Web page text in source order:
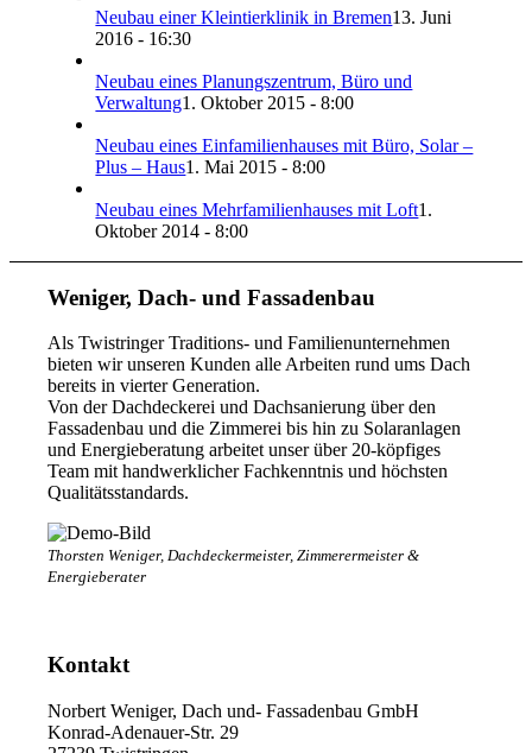
Neubau einer Kleintierklinik in Bremen13. Juni
2016 - 16:30
Neubau eines Planungszentrum, Büro und
Verwaltung1. Oktober 2015 - 8:00
Neubau eines Einfamilienhauses mit Büro, Solar –
Plus – Haus1. Mai 2015 - 8:00
Neubau eines Mehrfamilienhauses mit Loft1.
Oktober 2014 - 8:00
Weniger, Dach- und Fassadenbau
Als Twistringer Traditions- und Familienunternehmen
bieten wir unseren Kunden alle Arbeiten rund ums Dach
bereits in vierter Generation.
Von der Dachdeckerei und Dachsanierung über den
Fassadenbau und die Zimmerei bis hin zu Solaranlagen
und Energieberatung arbeitet unser über 20-köpfiges
Team mit handwerklicher Fachkenntnis und höchsten
Qualitätsstandards.
Thorsten Weniger, Dachdeckermeister, Zimmerermeister &
Energieberater
Kontakt
Norbert Weniger, Dach und- Fassadenbau GmbH
Konrad-Adenauer-Str. 29